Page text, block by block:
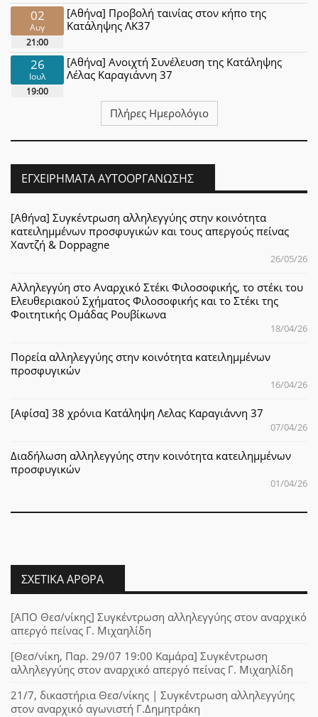
02
Αυγ
21:00
[Αθήνα] Προβολή ταινίας στον κήπο της
Κατάληψης ΛΚ37
26
Ιουλ
19:00
[Αθήνα] Ανοιχτή Συνέλευση της Κατάληψης
Λέλας Καραγιάννη 37
Πλήρες Ημερολόγιο
ΕΓΧΕΙΡΉΜΑΤΑ ΑΥΤΟΟΡΓΆΝΩΣΗΣ
[Αθήνα] Συγκέντρωση αλληλεγγύης στην κοινότητα
κατειλημμένων προσφυγικών και τους απεργούς πείνας
Χαντζή & Doppagne
26/05/26
Αλληλεγγύη στο Αναρχικό Στέκι Φιλοσοφικής, το στέκι του
Ελευθεριακού Σχήματος Φιλοσοφικής και το Στέκι της
Φοιτητικής Ομάδας Ρουβίκωνα
18/04/26
Πορεία αλληλεγγύης στην κοινότητα κατειλημμένων
προσφυγικών
16/04/26
[Αφίσα] 38 χρόνια Κατάληψη Λελας Καραγιάννη 37
07/04/26
Διαδήλωση αλληλεγγύης στην κοινότητα κατειλημμένων
προσφυγικών
01/04/26
ΣΧΕΤΙΚΆ ΆΡΘΡΑ
[ΑΠΟ Θεσ/νίκης] Συγκέντρωση αλληλεγγύης στον αναρχικό
απεργό πείνας Γ. Μιχαηλίδη
[Θεσ/νίκη, Παρ. 29/07 19:00 Καμάρα] Συγκέντρωση
αλληλεγγύης στον αναρχικό απεργό πείνας Γ. Μιχαηλίδη
21/7, δικαστήρια Θεσ/νίκης | Συγκέντρωση αλληλεγγύης
στον αναρχικό αγωνιστή Γ.Δημητράκη